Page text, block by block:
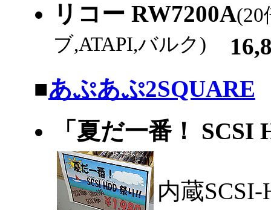
リコー RW7200A(20
ブ,ATAPI,バルク)
■あぷあぷ2SQUARE
「夏だ一番！
内蔵